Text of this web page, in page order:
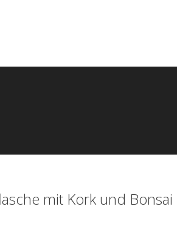
mit Kork und Bonsai